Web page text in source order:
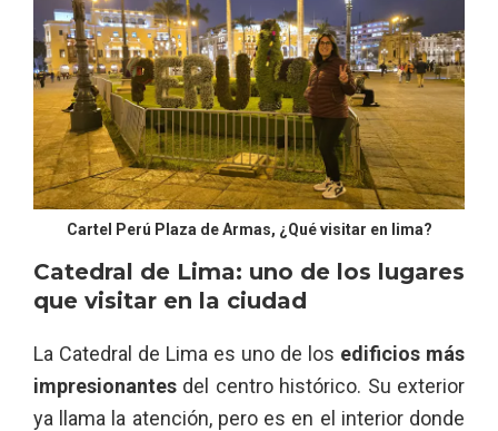
Cartel Perú Plaza de Armas, ¿Qué visitar en lima?
Catedral de Lima: uno de los lugares
que visitar en la ciudad
La Catedral de Lima es uno de los edificios más
impresionantes del centro histórico. Su exterior
ya llama la atención, pero es en el interior donde